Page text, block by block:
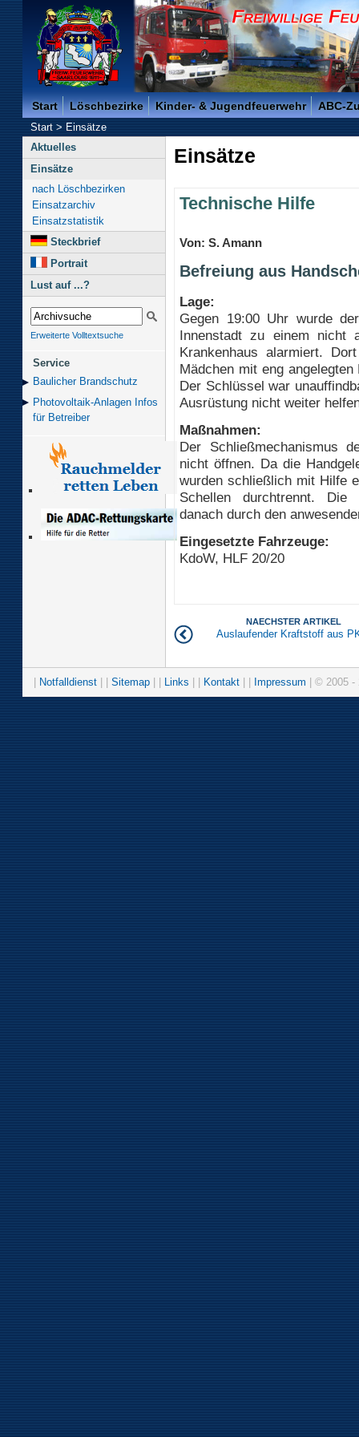
Freiwillige Feuerwehr der Kreisstadt Saarlouis -
Start Löschbezirke Kinder- & Jugendfeuerwehr ABC-
Start>Einsätze
Aktuelles
Einsätze
nach Löschbezirken
Einsatzarchiv
Einsatzstatistik
Steckbrief
Portrait
Lust auf ...?
Erweiterte Volltextsuche
Service
Baulicher Brand­schutz
Photovoltaik-Anlagen Infos
für Betreiber
Einsätze
Technische Hilfe
Von: S. Amann
Befreiung aus
Lage:
Gegen 19:00 Uhr wurde
Innenstadt zu einem nicht
Krankenhaus alarmiert.
Mädchen mit eng
Der Schlüssel war
Ausrüstung nicht weiter
Maßnahmen:
Der Schließmechanismus
nicht öffnen. Da die
wurden schließlich mit Hilfe
Schellen durchtrennt. Die
danach durch den
Eingesetzte Fahrzeuge:
KdoW, HLF 20/20
NAECHSTER ARTIKEL
Auslaufender Kraftstoff aus
Notfalldienst Sitemap Links Kontakt Impressum | © 2005 -